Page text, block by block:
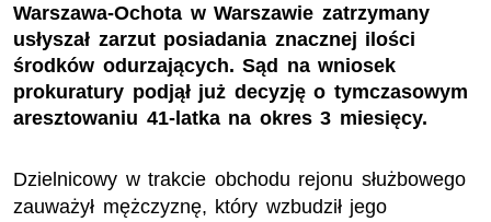
Warszawa-Ochota w Warszawie zatrzymany
usłyszał zarzut posiadania znacznej ilości
środków odurzających. Sąd na wniosek
prokuratury podjął już decyzję o tymczasowym
aresztowaniu 41-latka na okres 3 miesięcy.
Dzielnicowy w trakcie obchodu rejonu służbowego
zauważył mężczyznę, który wzbudził jego